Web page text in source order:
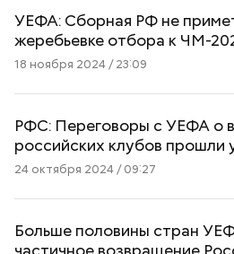
УЕФА: Сборная РФ не
жеребьевке отбора к ЧМ-
18 ноября 2024 / 23:09
РФС: Переговоры с УЕФА о
российских клубов прошли
24 октября 2024 / 09:27
Больше половины стран